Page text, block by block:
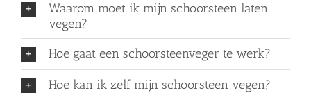
Waarom moet ik mijn schoorsteen laten
vegen?
Hoe gaat een schoorsteenveger te werk?
Hoe kan ik zelf mijn schoorsteen vegen?